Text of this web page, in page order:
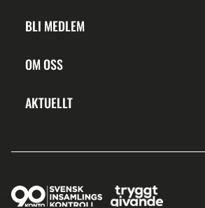
BLI MEDLEM
OM OSS
AKTUELLT